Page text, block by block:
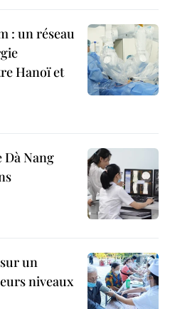
: un réseau
Hanoï et
Dà Nang
un
niveaux